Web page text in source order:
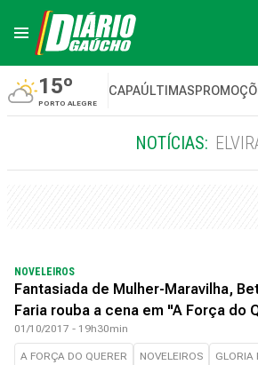
15º
PORTO ALEGRE
CAPAÚLTIMAS
NOTÍCIAS:
NOVELEIROS
Fantasiada de Mulher-Maravilha,
Faria rouba a cena em "A Força do
01/10/2017 - 19h30min
A FORÇA DO QUERER NOVELEIROS GLORIA